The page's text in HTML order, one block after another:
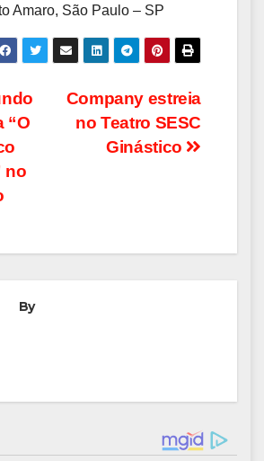
Amaro, São Paulo – SP
Company estreia
no Teatro SESC
Ginástico
“O
no
By